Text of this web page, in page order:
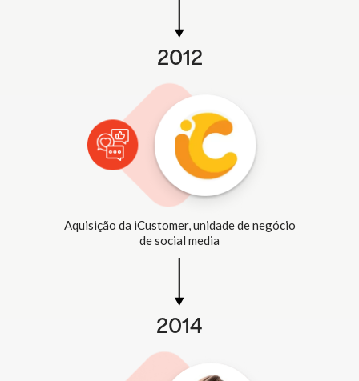
2012
Aquisição da iCustomer, unidade de negócio
de social media
2014